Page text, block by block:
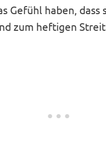
Gefühl haben,
zum heftigen